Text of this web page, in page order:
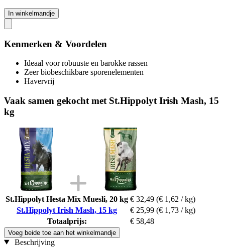
In winkelmandje
Kenmerken & Voordelen
Ideaal voor robuuste en barokke rassen
Zeer biobeschikbare sporenelementen
Havervrij
Vaak samen gekocht met St.Hippolyt Irish Mash, 15
kg
St.Hippolyt Hesta Mix Muesli, 20 kg € 32,49 (€ 1,62 / kg)
St.Hippolyt Irish Mash, 15 kg
€ 25,99 (€ 1,73 / kg)
Totaalprijs:
€ 58,48
Voeg beide toe aan het winkelmandje
Beschrijving